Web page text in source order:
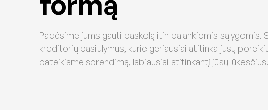
Padėsime jums gauti paskolą itin palankiomis sąlygomis.
kreditorių pasiūlymus, kurie geriausiai atitinka jūsų
pateikiame sprendimą, labiausiai atitinkantį jūsų lūkesčius.